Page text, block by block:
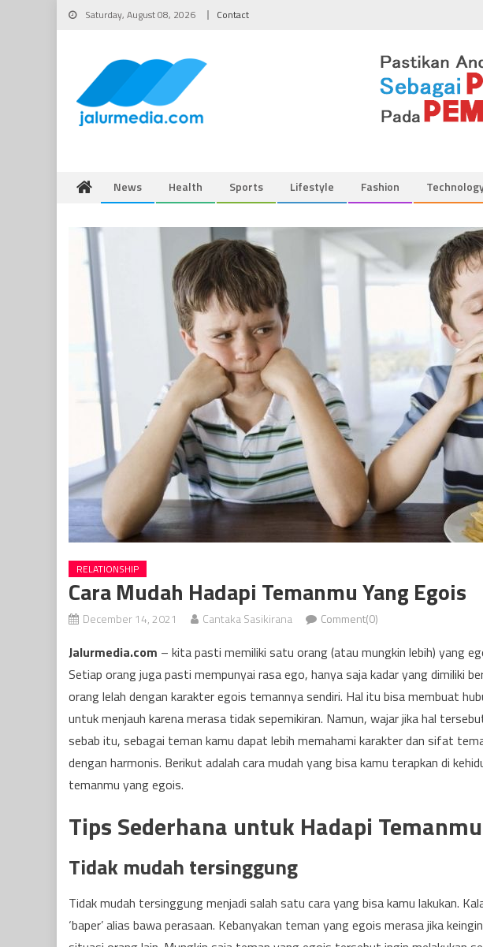
Skip
Saturday, August 08, 2026 Contact
News Health Sports Lifestyle Fashion
RELATIONSHIP
Cara Mudah Hadapi Temanmu Yang Egois
December 14, 2021 Cantaka Sasikirana Comment(0)
Jalurmedia.com – kita pasti memiliki satu orang (atau mungkin lebih) yang
Setiap orang juga pasti mempunyai rasa ego, hanya saja kadar yang dimiliki
orang lelah dengan karakter egois temannya sendiri. Hal itu bisa membuat
untuk menjauh karena merasa tidak sepemikiran. Namun, wajar jika hal
sebab itu, sebagai teman kamu dapat lebih memahami karakter dan sifat
dengan harmonis. Berikut adalah cara mudah yang bisa kamu terapkan di
temanmu yang egois.
Tips Sederhana untuk Hadapi
Tidak mudah tersinggung
Tidak mudah tersinggung menjadi salah satu cara yang bisa kamu lakukan.
‘baper’ alias bawa perasaan. Kebanyakan teman yang egois merasa jika